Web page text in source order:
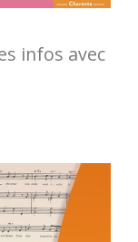
infos avec